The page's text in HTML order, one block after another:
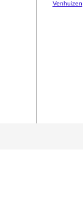
Venhuizen